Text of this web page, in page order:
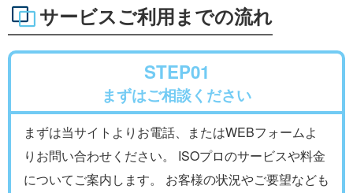
サービスご利用までの流れ
STEP01
まずはご相談ください
まずは当サイトよりお電話、またはWEBフォームよ
りお問い合わせください。 ISOプロのサービスや料金
についてご案内します。 お客様の状況やご要望なども